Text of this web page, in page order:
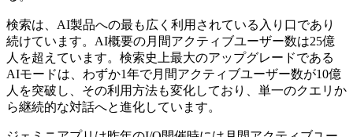
検索は、AI製品への最も広く利用されている入り口であり
続けています。AI概要の月間アクティブユーザー数は25億
人を超えています。検索史上最大のアップグレードである
AIモードは、わずか1年で月間アクティブユーザー数が10億
人を突破し、その利用方法も変化しており、単一のクエリか
ら継続的な対話へと進化しています。